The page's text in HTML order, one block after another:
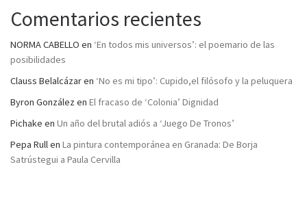
Comentarios recientes
NORMA CABELLO en ‘En todos mis universos’: el poemario de las
posibilidades
Clauss Belalcázaren ‘No es mi tipo’: Cupido,el filósofo y la peluquera
Byron González en El fracaso de ‘Colonia’ Dignidad
Pichake en Un año del brutal adiós a ‘Juego De Tronos’
Pepa Rullen La pintura contemporánea en Granada: De Borja
Satrústegui a Paula Cervilla